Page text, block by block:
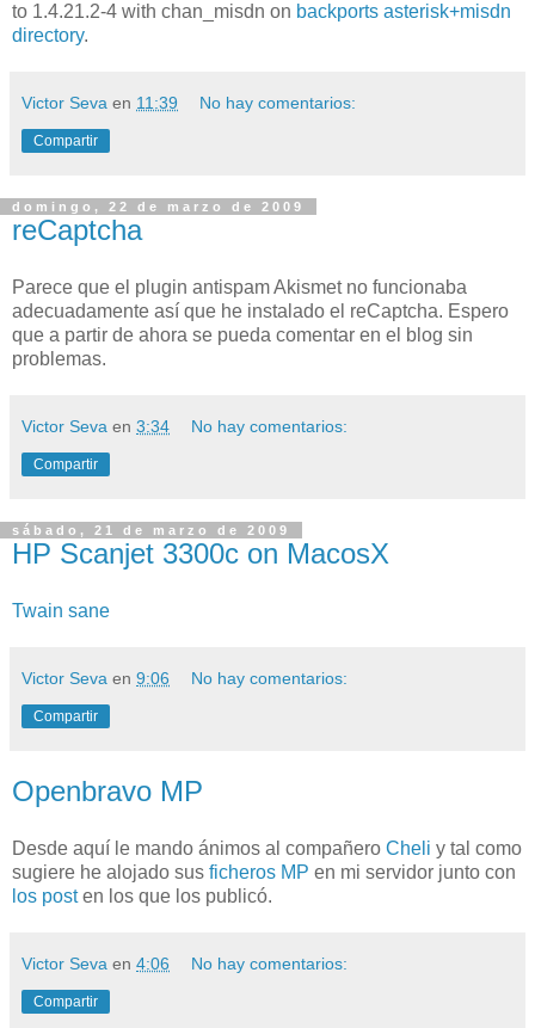
to 1.4.21.2-4 with chan_misdn on backports asterisk+misdn
directory.
Victor Seva en 11:39 No hay comentarios:
Compartir
domingo, 22 de marzo de 2009
reCaptcha
Parece que el plugin antispam Akismet no funcionaba
adecuadamente así que he instalado el reCaptcha. Espero
que a partir de ahora se pueda comentar en el blog sin
problemas.
Victor Seva en 3:34 No hay comentarios:
Compartir
sábado, 21 de marzo de 2009
HP Scanjet 3300c on MacosX
Twain sane
Victor Seva en 9:06 No hay comentarios:
Compartir
Openbravo MP
Desde aquí le mando ánimos al compañero Cheli y tal como
sugiere he alojado sus ficheros MP en mi servidor junto con
los posten los que los publicó.
Victor Seva en 4:06 No hay comentarios:
Compartir